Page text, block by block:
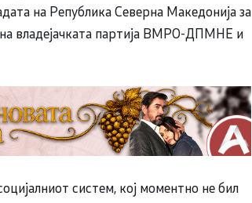
на Република Северна Македонија за
владејачката партија ВМРО-ДПМНЕ и
систем, кој моментно не бил